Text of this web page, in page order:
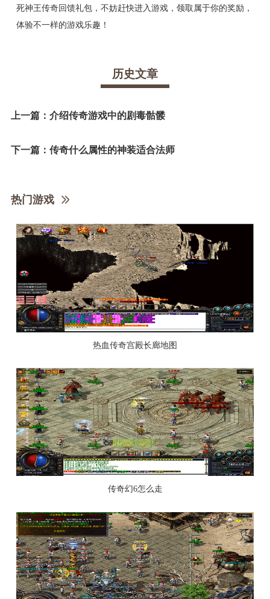
死神王传奇回馈礼包，不妨赶快进入游戏，领取属于你的奖励，
体验不一样的游戏乐趣！
历史文章
上一篇： 介绍传奇游戏中的剧毒骷髅
下一篇： 传奇什么属性的神装适合法师
热门游戏
热血传奇宫殿长廊地图
传奇幻6怎么走